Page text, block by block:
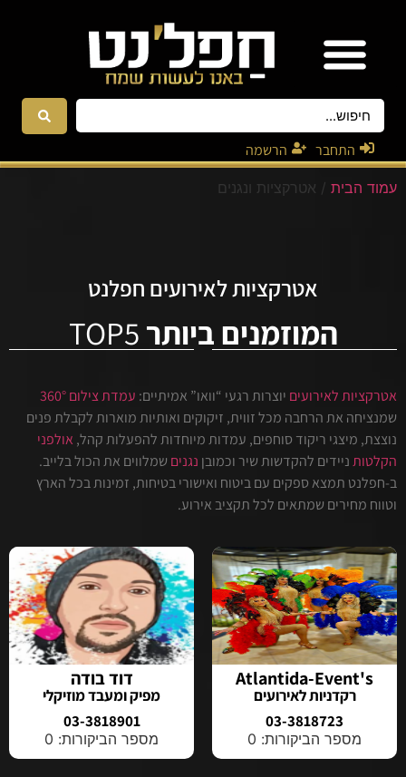
התחבר הרשמה
עמוד הבית / אטרקציות ונגנים
אטרקציות לאירועים חפלנט
המוזמנים ביותר
אטרקציות לאירועים יוצרות רגעי “וואו” אמיתיים: עמדת צילום 360°
שמנציחה את הרחבה מכל זווית, זיקוקים ואותיות מוארות לקבלת פנים
נוצצת, מיצגי ריקוד סוחפים, עמדות מיוחדות להפעלות קהל, אולפני
הקלטותניידים להקדשות שיר וכמובן נגנים שמלווים את הכול בלייב.
ב-חפלנט תמצא ספקים עם ביטוח ואישורי בטיחות, זמינות בכל הארץ
וטווח מחירים שמתאים לכל תקציב אירוע.
Atlantida-Event's
רקדניות לאירועים
03-3818723
מספר הביקורות: 0
דוד בודה
מפיק ומעבד מוזיקלי
03-3818901
מספר הביקורות: 0